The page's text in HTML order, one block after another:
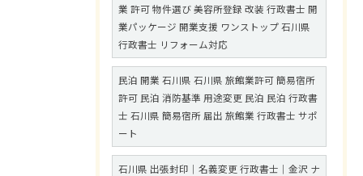
業 許可 物件選び 美容所登録 改装 行政書士 開
業パッケージ 開業支援 ワンストップ 石川県
行政書士 リフォーム対応
民泊 開業 石川県 石川県 旅館業許可 簡易宿所
許可 民泊 消防基準 用途変更 民泊 民泊 行政書
士 石川県 簡易宿所 届出 旅館業 行政書士 サポ
ート
石川県 出張封印｜名義変更 行政書士｜金沢 ナ